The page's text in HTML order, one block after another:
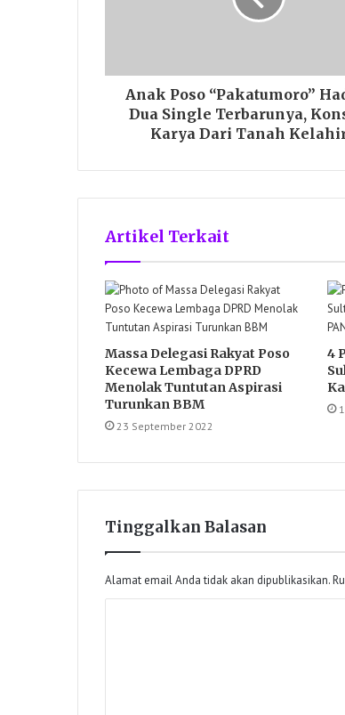
Anak Poso “Pakatumoro”
Dua Single Terbarunya,
Karya Dari Tanah
Artikel Terkait
Massa Delegasi Rakyat Poso
Kecewa Lembaga DPRD
Menolak Tuntutan Aspirasi
Turunkan BBM
23 September 2022
4
Tinggalkan Balasan
Alamat email Anda tidak akan dipublikasikan.